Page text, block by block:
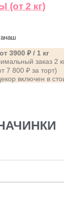
2 кг)
от 3900 ₽ / 1 кг
заказ 2
7 800 ₽ за торт)
включен в